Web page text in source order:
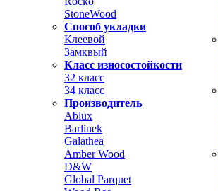
StoneWood
Способ укладки
Клеевой
Замквый
Класс износостойкости
32 класс
34 класс
Производитель
Ablux
Barlinek
Galathea
Amber Wood
D&W
Global Parquet